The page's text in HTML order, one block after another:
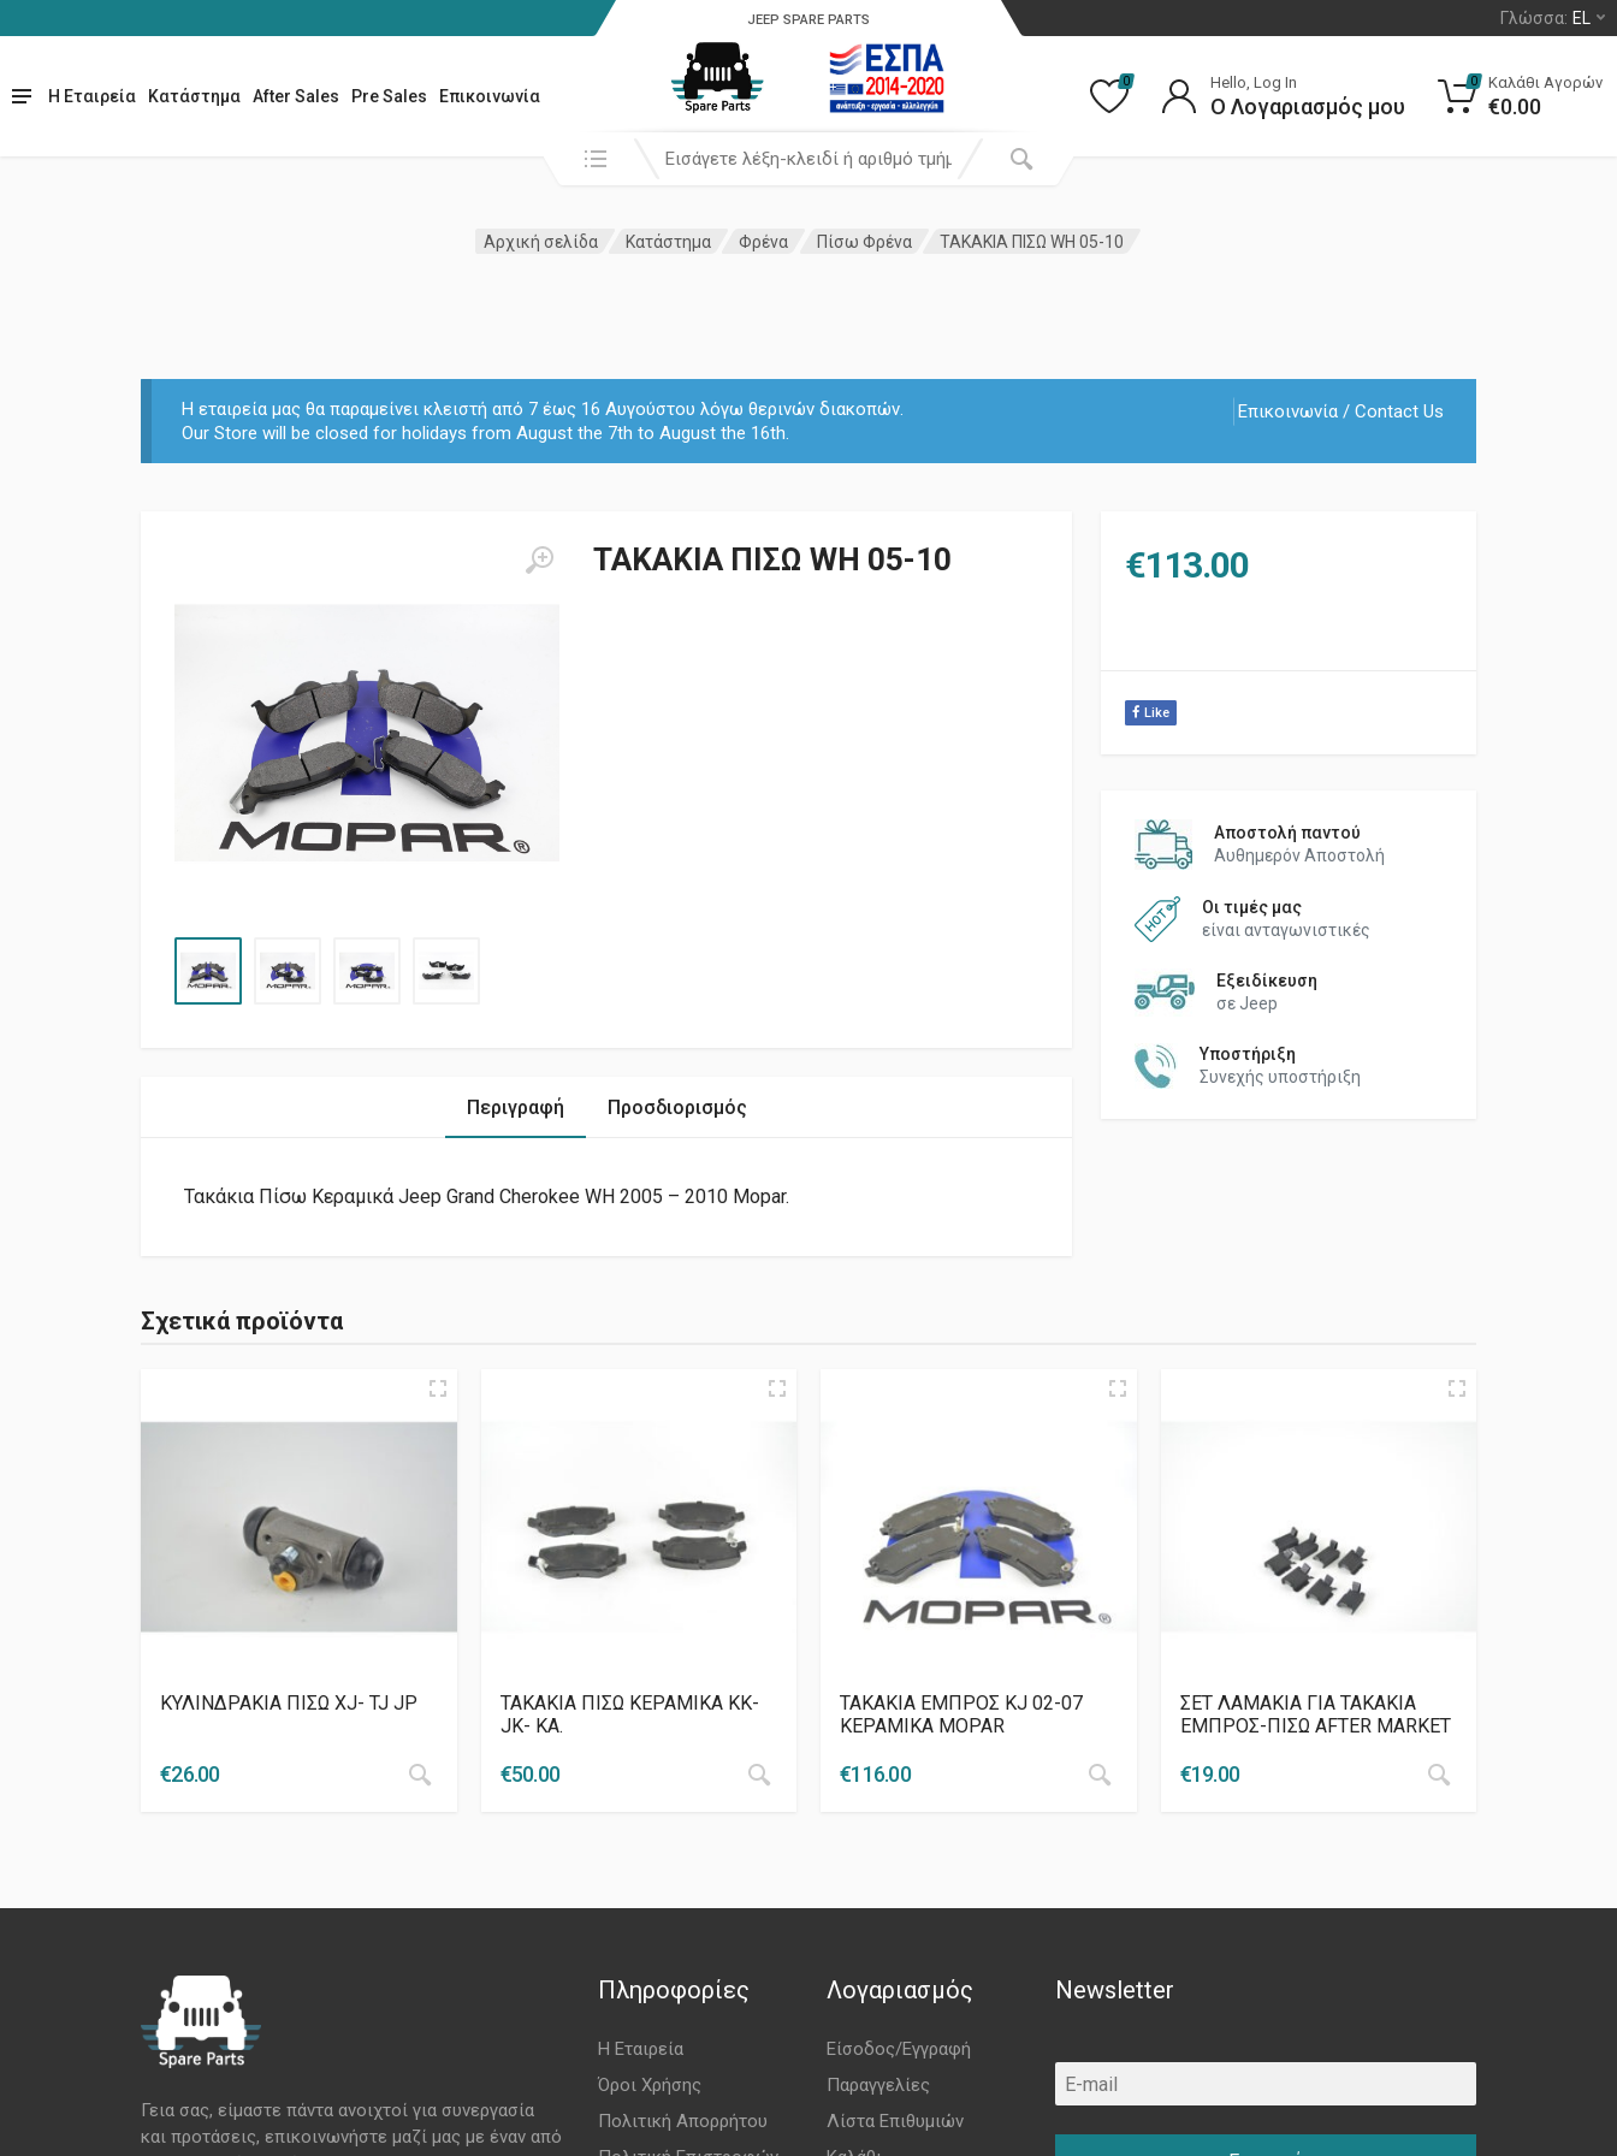
Γλώσσα: EL
Η Εταιρεία Κατάστημα After Sales Pre Sales Επικοινωνία
JEEP SPARE PARTS
Αναζήτησή σε:
0 Hello, Log In
Ο Λογαριασμός μου
0 Καλάθι Αγορών
€0.00
Αρχική σελίδα Κατάστημα Φρένα Πίσω Φρένα ΤΑΚΑΚΙΑ ΠΙΣΩ WH 05-10
Επικοινωνία / Contact Us
Η εταιρεία μας θα παραμείνει κλειστή από 7 έως 16 Αυγούστου λόγω θερινών διακοπών.
Our Store will be closed for holidays from August the 7th to August the 16th.
ΤΑΚΑΚΙΑ ΠΙΣΩ WH 05-10 €113.00
Like
Αποστολή παντού
Αυθημερόν Αποστολή
Οι τιμές μας
είναι ανταγωνιστικές
Εξειδίκευση
σε Jeep
Υποστήριξη
Συνεχής υποστήριξη
Περιγραφή Προσδιορισμός
Τακάκια Πίσω Κεραμικά Jeep Grand Cherokee WH 2005 – 2010 Mopar.
Σχετικά προϊόντα
ΚΥΛΙΝΔΡΑΚΙΑ ΠΙΣΩ XJ- TJ JP
€26.00
ΤΑΚΑΚΙΑ ΠΙΣΩ ΚΕΡΑΜΙΚΑ KK-
JK- KA.
€50.00
ΤΑΚΑΚΙΑ ΕΜΠΡΟΣ KJ 02-07
ΚΕΡΑΜΙΚΑ MOPAR
€116.00
ΣΕΤ ΛΑΜΑΚΙΑ ΓΙΑ ΤΑΚΑΚΙΑ
ΕΜΠΡΟΣ-ΠΙΣΩ AFTER MARKET
€19.00
Γεια σας, είμαστε πάντα ανοιχτοί για συνεργασία
και προτάσεις, επικοινωνήστε μαζί μας με έναν από
Πληροφορίες
Η Εταιρεία
Όροι Χρήσης
Πολιτική Απορρήτου
Λογαριασμός
Είσοδος/Εγγραφή
Παραγγελίες
Λίστα Επιθυμιών
Newsletter